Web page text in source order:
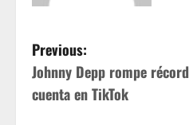
P
o
Previous:
Johnny Depp rompe
cuenta en TikTok